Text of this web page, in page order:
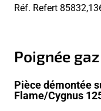
Réf. Refert
Poignée gaz
Pièce démontée
Flame/Cygnus